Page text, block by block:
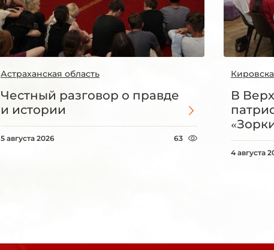
Астраханская область
Честный разговор о правде
и истории
5 августа 2026 63
В
4 августа